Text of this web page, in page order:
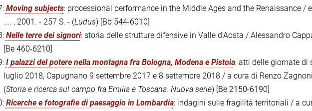
Moving subjects: processional performance in the Middle Ages and the Renaissance /
.... , 2001. - 257 S. - (Ludus) [Bb 544-6010]
Nelle terre dei signori: storia delle strutture difensive in Valle d'Aosta / Alessandro
[Be 460-6210]
I palazzi del potere nella montagna fra Bologna, Modena e Pistoia: atti delle giornate di
luglio 2018, Capugnano 9 settembre 2017 e 8 settembre 2018 / a cura di Renzo
(Storia e ricerca sul campo fra Emilia e Toscana. Nuova serie) [Be 2150-6190]
Ricerche e fotografie di paesaggio in Lombardia: indagini sulle fragilità territoriali / a